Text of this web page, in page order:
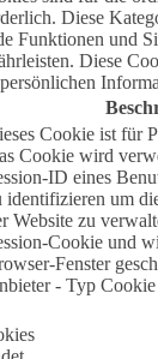
Diese
Funktionen und
Diese
persönlichen
Cookie ist für
Cookie wird
ID eines
identifizieren um
Website zu
Cookie und
Fenster
- Typ Cookie